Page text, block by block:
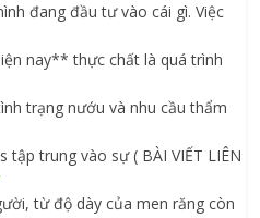
đang đầu tư vào cái gì. Việc
nay** thực chất là quá trình
trạng nướu và nhu cầu thẩm
tập trung vào sự ( BÀI VIẾT LIÊN
từ độ dày của men răng còn